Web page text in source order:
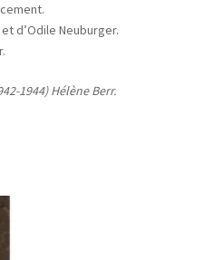
d’Odile Neuburger.
1944) Hélène Berr.